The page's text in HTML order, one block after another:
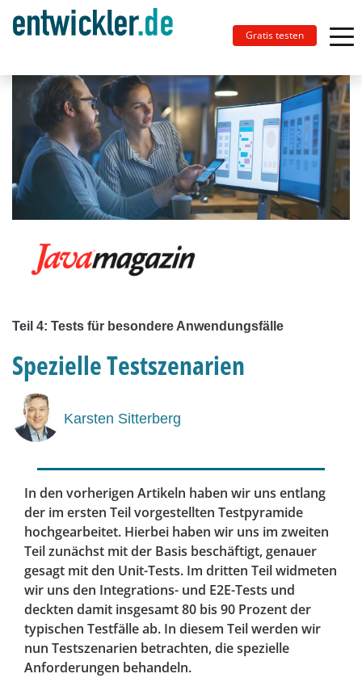
Gratis testen
Teil 4: Tests für besondere Anwendungsfälle
Spezielle Testszenarien
Karsten Sitterberg
In den vorherigen Artikeln haben wir uns entlang
der im ersten Teil vorgestellten Testpyramide
hochgearbeitet. Hierbei haben wir uns im zweiten
Teil zunächst mit der Basis beschäftigt, genauer
gesagt mit den Unit-Tests. Im dritten Teil widmeten
wir uns den Integrations- und E2E-Tests und
deckten damit insgesamt 80 bis 90 Prozent der
typischen Testfälle ab. In diesem Teil werden wir
nun Testszenarien betrachten, die spezielle
Anforderungen behandeln.